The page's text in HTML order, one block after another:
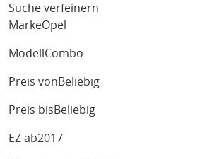
Suche verfeinern
MarkeOpel
Modell Combo
Preis von Beliebig
Preis bis Beliebig
EZ ab2017